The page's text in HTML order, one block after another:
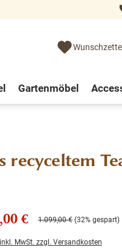
Wunschzettel
Gartenmöbel
recyceltem
€ 1.099,00 € (32% gespart)
MwSt. zzgl. Versandkosten